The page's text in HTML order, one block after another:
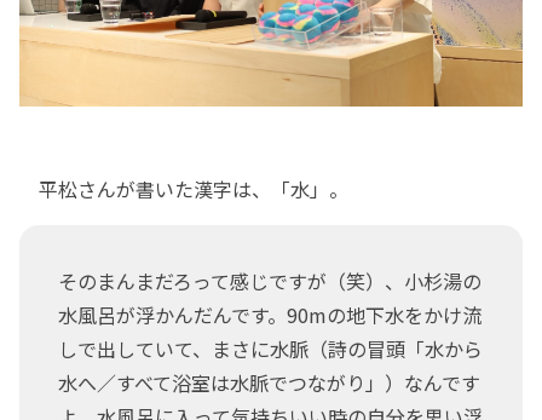
平松さんが書いた漢字は、「水」。
そのまんまだろって感じですが（笑）、小杉湯の
水風呂が浮かんだんです。90mの地下水をかけ流
しで出していて、まさに水脈（詩の冒頭「水から
水へ／すべて浴室は水脈でつながり」）なんです